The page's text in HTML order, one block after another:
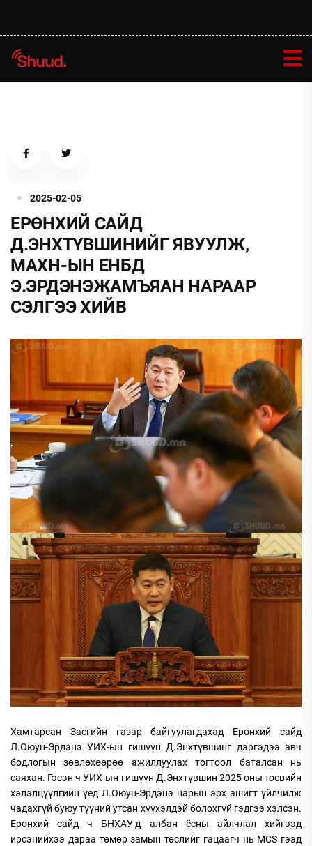
2025-02-05
ЕРӨНХИЙ САЙД
Д.ЭНХТҮВШИНИЙГ ЯВУУЛЖ,
МАХН-ЫН ЕНБД
Э.ЭРДЭНЭЖАМЪЯАН НАРААР
СЭЛГЭЭ ХИЙВ
Хамтарсан Засгийн газар байгуулагдахад Ерөнхий сайд
Л.Оюун-Эрдэнэ УИХ-ын гишүүн Д.Энхтүвшинг дэргэдээ авч
бодлогын зөвлөхөөрөө ажиллуулах тогтоол баталсан нь
саяхан. Гэсэн ч УИХ-ын гишүүн Д.Энхтүвшин 2025 оны төсвийн
хэлэлцүүлгийн үед Л.Оюун-Эрдэнэ нарын эрх ашигт үйлчилж
чадахгүй буюу түүний утсан хүүхэлдэй болохгүй гэдгээ хэлсэн.
Ерөнхий сайд ч БНХАУ-д албан ёсны айлчлал хийгээд
ирсэнийхээ дараа төмөр замын төслийг гацаагч нь MCS гээд